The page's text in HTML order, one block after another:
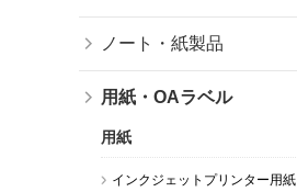
納・案内用ラベル パッケージ
ノート・紙製品
用紙・OAラベル
用紙
インクジェットプリンター用紙